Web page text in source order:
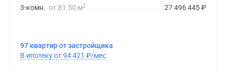
27 496 445₽
3-комн. от 81.50 м2
97 квартир от застройщика
В ипотеку от 94 421 ₽/мес